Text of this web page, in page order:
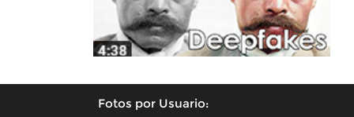
Fotos por Usuario: